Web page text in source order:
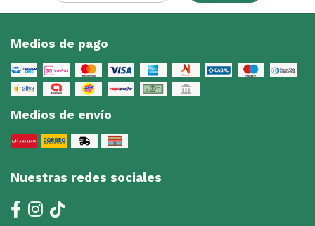
Medios de pago
Medios de envío
Nuestras redes sociales